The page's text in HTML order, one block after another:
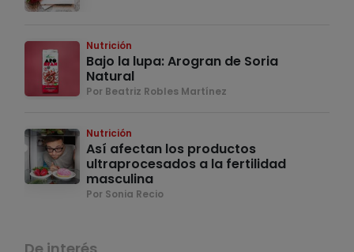
Nutrición
Bajo la lupa: Arogran de Soria
Natural
Por Beatriz Robles Martínez
Nutrición
Así afectan los productos
ultraprocesados a la fertilidad
masculina
Por Sonia Recio